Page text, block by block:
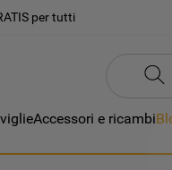
per tutti
Accessori e ricambi